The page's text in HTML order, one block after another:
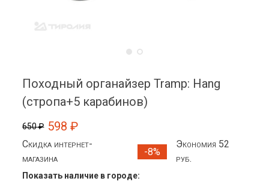
Походный органайзер Tramp: Hang
(стропа+5 карабинов)
650 ₽ 598 ₽
Скидка интернет-
магазина
-8%
Экономия 52
руб.
Показать наличие в городе: